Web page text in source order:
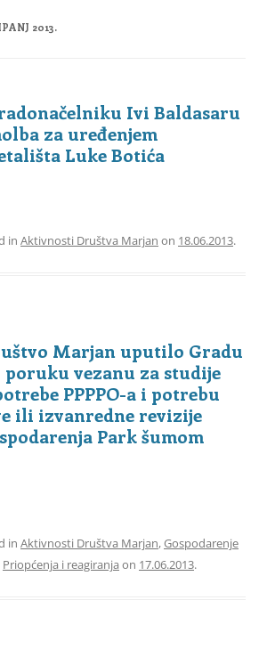
2013.
Ivi Baldasaru
za uređenjem
Luke Botića
in Aktivnosti Društva Marjan on 18.06.2013.
Marjan uputilo Gradu
vezanu za studije
PPPPO-a i potrebu
ili izvanredne revizije
Park šumom
in Aktivnosti Društva Marjan,Gospodarenje
Priopćenja i reagiranja on 17.06.2013.